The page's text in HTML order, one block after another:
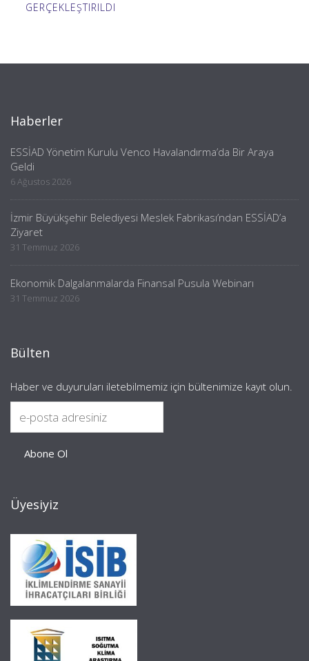
GERÇEKLEŞTIRILDI
Haberler
ESSİAD Yönetim Kurulu Venco Havalandırma’da Bir Araya
Geldi
6 Ağustos 2026
İzmir Büyükşehir Belediyesi Meslek Fabrikası’ndan ESSİAD’a
Ziyaret
31 Temmuz 2026
Ekonomik Dalgalanmalarda Finansal Pusula Webinarı
31 Temmuz 2026
Bülten
Haber ve duyuruları iletebilmemiz için bültenimize kayıt olun.
Üyesiyiz